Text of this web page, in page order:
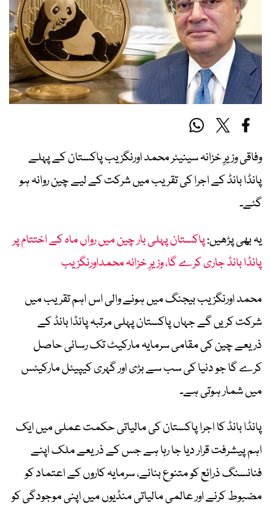
وفاقی وزیرِ خزانہ سینیٹر محمد اورنگزیب پاکستان کے پہلے
پانڈا بانڈ کے اجرا کی تقریب میں شرکت کے لیے چین روانہ ہو
گئے۔
یہ بھی پڑھیں:پاکستان پہلی بار چین میں رواں ماہ کے اختتام پر
پانڈا بانڈ جاری کرے گا، وزیرِ خزانہ محمداورنگزیب
محمد اورنگزیب بیجنگ میں ہونے والی اس اہم تقریب میں
شرکت کریں گے جہاں پاکستان پہلی مرتبہ پانڈا بانڈ کے
ذریعے چین کی مقامی سرمایہ مارکیٹ تک رسائی حاصل
کرے گا جو دنیا کی سب سے بڑی اور گہری کیپیٹل مارکیٹس
میں شمار ہوتی ہے۔
پانڈا بانڈ کا اجرا پاکستان کی مالیاتی حکمت عملی میں ایک
اہم پیشرفت قرار دیا جا رہا ہے جس کے ذریعے ملک اپنے
فنانسنگ ذرائع کو متنوع بنانے، سرمایہ کاروں کے اعتماد کو
مضبوط کرنے اور عالمی مالیاتی منڈیوں میں اپنی موجودگی کو